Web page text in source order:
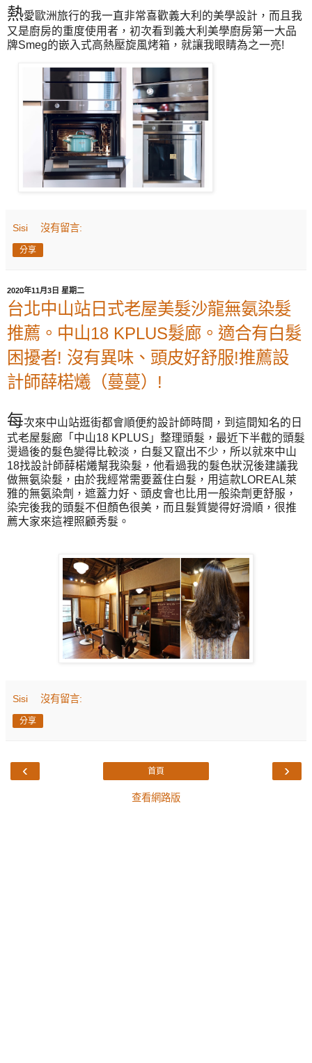
熱愛歐洲旅行的我一直非常喜歡義大利的美學設計，而且我
又是廚房的重度使用者，初次看到義大利美學廚房第一大品
牌Smeg的嵌入式高熱壓旋風烤箱，就讓我眼睛為之一亮!
Sisi 沒有留言:
分享
2020年11月3日 星期二
台北中山站日式老屋美髮沙龍無氨染髮
推薦。中山18 KPLUS髮廊。適合有白髮
困擾者! 沒有異味、頭皮好舒服!推薦設
計師薛楉爔（蔓蔓）!
每次來中山站逛街都會順便約設計師時間，到這間知名的日
式老屋髮廊「中山18 KPLUS」整理頭髮，最近下半截的頭髮
燙過後的髮色變得比較淡，白髮又竄出不少，所以就來中山
18找設計師薛楉爔幫我染髮，他看過我的髮色狀況後建議我
做無氨染髮，由於我經常需要蓋住白髮，用這款LOREAL萊
雅的無氨染劑，遮蓋力好、頭皮會也比用一般染劑更舒服，
染完後我的頭髮不但顏色很美，而且髮質變得好滑順，很推
薦大家來這裡照顧秀髮。
Sisi 沒有留言:
分享
‹ ›
首頁
查看網路版